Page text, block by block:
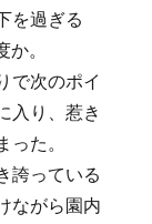
を過ぎる
。
で次のポイ
入り、惹き
た。
誇っている
ながら園内